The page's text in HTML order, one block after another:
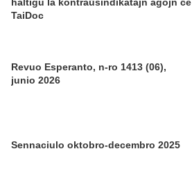
TaiDoc
Revuo Esperanto, n-ro 1413 (06),
junio 2026
Sennaciulo oktobro-decembro 2025